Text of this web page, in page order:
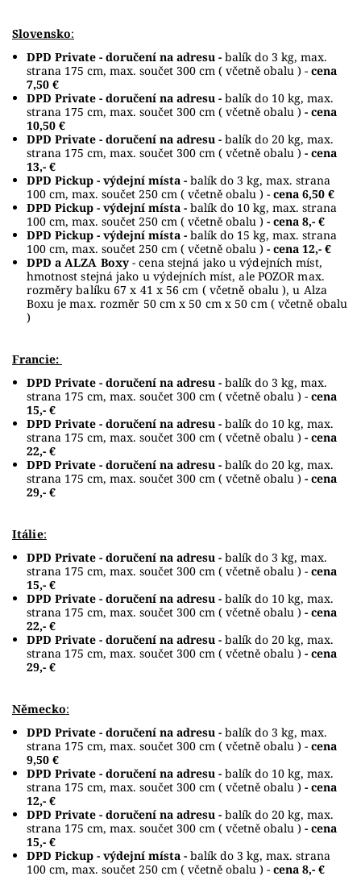
Slovensko:
DPD Private - doručení na adresu - balík do 3 kg, max.
strana 175 cm, max. součet 300 cm ( včetně obalu ) - cena
7,50 €
DPD Private - doručení na adresu - balík do 10 kg, max.
strana 175 cm, max. součet 300 cm ( včetně obalu ) - cena
10,50 €
DPD Private - doručení na adresu - balík do 20 kg, max.
strana 175 cm, max. součet 300 cm ( včetně obalu ) - cena
13,- €
DPD Pickup - výdejní místa - balík do 3 kg, max. strana
100 cm, max. součet 250 cm ( včetně obalu ) - cena 6,50 €
DPD Pickup - výdejní místa - balík do 10 kg, max. strana
100 cm, max. součet 250 cm ( včetně obalu ) - cena 8,- €
DPD Pickup - výdejní místa - balík do 15 kg, max. strana
100 cm, max. součet 250 cm ( včetně obalu ) - cena 12,- €
DPD a ALZA Boxy - cena stejná jako u výdejních míst,
hmotnost stejná jako u výdejních míst, ale POZOR max.
rozměry balíku 67 x 41 x 56 cm ( včetně obalu ), u Alza
Boxu je max. rozměr 50 cm x 50 cm x 50 cm ( včetně obalu
)
Francie:
DPD Private - doručení na adresu - balík do 3 kg, max.
strana 175 cm, max. součet 300 cm ( včetně obalu ) - cena
15,- €
DPD Private - doručení na adresu - balík do 10 kg, max.
strana 175 cm, max. součet 300 cm ( včetně obalu ) - cena
22,- €
DPD Private - doručení na adresu - balík do 20 kg, max.
strana 175 cm, max. součet 300 cm ( včetně obalu ) - cena
29,- €
Itálie:
DPD Private - doručení na adresu - balík do 3 kg, max.
strana 175 cm, max. součet 300 cm ( včetně obalu ) - cena
15,- €
DPD Private - doručení na adresu - balík do 10 kg, max.
strana 175 cm, max. součet 300 cm ( včetně obalu ) - cena
22,- €
DPD Private - doručení na adresu - balík do 20 kg, max.
strana 175 cm, max. součet 300 cm ( včetně obalu ) - cena
29,- €
Německo:
DPD Private - doručení na adresu - balík do 3 kg, max.
strana 175 cm, max. součet 300 cm ( včetně obalu ) - cena
9,50 €
DPD Private - doručení na adresu - balík do 10 kg, max.
strana 175 cm, max. součet 300 cm ( včetně obalu ) - cena
12,- €
DPD Private - doručení na adresu - balík do 20 kg, max.
strana 175 cm, max. součet 300 cm ( včetně obalu ) - cena
15,- €
DPD Pickup - výdejní místa - balík do 3 kg, max. strana
100 cm, max. součet 250 cm ( včetně obalu ) - cena 8,- €